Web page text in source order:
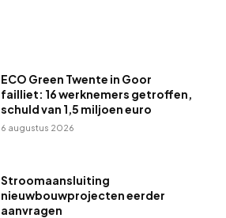
ECO Green Twente in Goor
failliet: 16 werknemers getroffen,
schuld van 1,5 miljoen euro
6 augustus 2026
Stroomaansluiting
nieuwbouwprojecten eerder
aanvragen